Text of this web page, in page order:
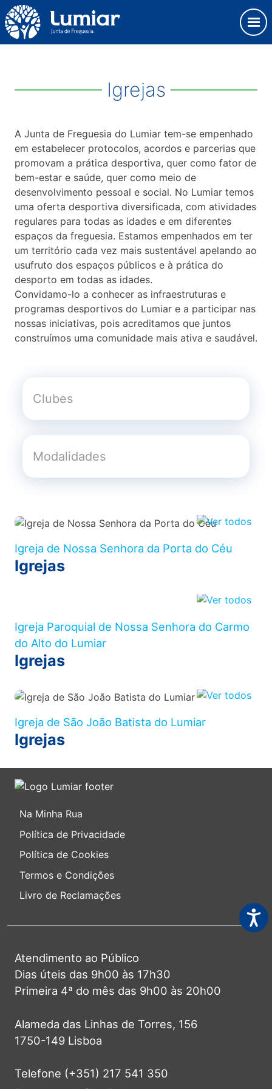
Observação:
este
site
Skip
to
content
Junta de Freguesia Lumiar
Igrejas
A Junta de Freguesia do Lumiar tem-se empenhado
em estabelecer protocolos, acordos e parcerias que
promovam a prática desportiva, quer como fator de
bem-estar e saúde, quer como meio de
desenvolvimento pessoal e social. No Lumiar temos
uma oferta desportiva diversificada, com atividades
regulares para todas as idades e em diferentes
espaços da freguesia. Estamos empenhados em ter
um território cada vez mais sustentável apelando ao
usufruto dos espaços públicos e à prática do
desporto em todas as idades.
Convidamo-lo a conhecer as infraestruturas e
programas desportivos do Lumiar e a participar nas
nossas iniciativas, pois acreditamos que juntos
construímos uma comunidade mais ativa e saudável.
Igreja de Nossa Senhora da Porta do Céu
Igrejas
Igreja Paroquial de Nossa Senhora do Carmo
do Alto do Lumiar
Igrejas
Igreja de São João Batista do Lumiar
Igrejas
Na Minha Rua
Política de Privacidade
Política de Cookies
Termos e Condições
Livro de Reclamações
Atendimento ao Público
Dias úteis das 9h00 às 17h30
Primeira 4ª do mês das 9h00 às 20h00
Alameda das Linhas de Torres, 156
1750-149 Lisboa
Telefone (+351) 217 541 350